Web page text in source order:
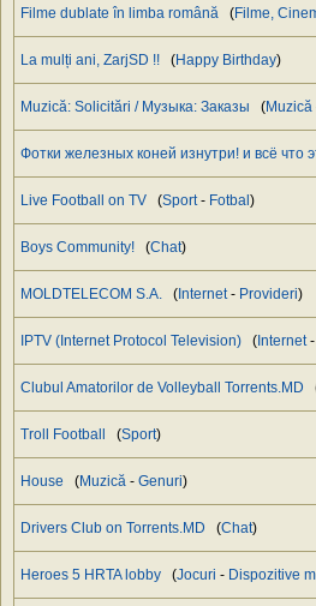
Filme dublate în limba română (Filme,
La mulți ani, ZarjSD !! (Happy Birthday)
Muzică: Solicitări / Музыка: Заказы (Muzică
Фотки железных коней изнутри! и всё что
Live Football on TV (Sport- Fotbal )
Boys Community! (Chat)
MOLDTELECOM S.A. ( Internet- Provideri)
IPTV (Internet Protocol Television) ( Internet-
Clubul Amatorilor de Volleyball Torrents.MD
Troll Football (Sport)
House (Muzică - Genuri)
Drivers Club on Torrents.MD (Chat)
Heroes 5 HRTA lobby (Jocuri - Dispozitive